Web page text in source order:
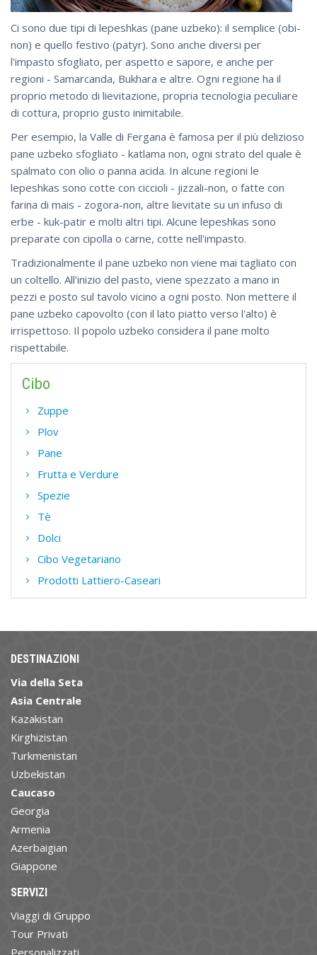
Ci sono due tipi di lepeshkas (pane uzbeko): il semplice (obi-
non) e quello festivo (patyr). Sono anche diversi per
l'impasto sfogliato, per aspetto e sapore, e anche per
regioni - Samarcanda, Bukhara e altre. Ogni regione ha il
proprio metodo di lievitazione, propria tecnologia peculiare
di cottura, proprio gusto inimitabile.
Per esempio, la Valle di Fergana è famosa per il più delizioso
pane uzbeko sfogliato - katlama non, ogni strato del quale è
spalmato con olio o panna acida. In alcune regioni le
lepeshkas sono cotte con ciccioli - jizzali-non, o fatte con
farina di mais - zogora-non, altre lievitate su un infuso di
erbe - kuk-patir e molti altri tipi. Alcune lepeshkas sono
preparate con cipolla o carne, cotte nell'impasto.
Tradizionalmente il pane uzbeko non viene mai tagliato con
un coltello. All'inizio del pasto, viene spezzato a mano in
pezzi e posto sul tavolo vicino a ogni posto. Non mettere il
pane uzbeko capovolto (con il lato piatto verso l'alto) è
irrispettoso. Il popolo uzbeko considera il pane molto
rispettabile.
Cibo
Zuppe
Plov
Pane
Frutta e Verdure
Spezie
Tè
Dolci
Cibo Vegetariano
Prodotti Lattiero-Caseari
DESTINAZIONI
Via della Seta
Asia Centrale
Kazakistan
Kirghizistan
Turkmenistan
Uzbekistan
Caucaso
Georgia
Armenia
Azerbaigian
Giappone
SERVIZI
Viaggi di Gruppo
Tour Privati
Personalizzati